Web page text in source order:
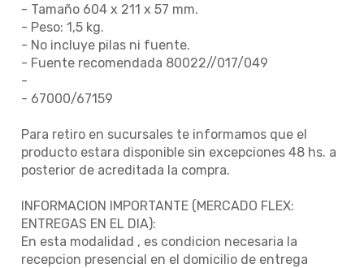
- Tamaño 604 x 211 x 57 mm.
- Peso: 1,5 kg.
- No incluye pilas ni fuente.
- Fuente recomendada 80022//017/049
-
- 67000/67159
Para retiro en sucursales te informamos que el
producto estara disponible sin excepciones 48 hs. a
posterior de acreditada la compra.
INFORMACION IMPORTANTE (MERCADO FLEX:
ENTREGAS EN EL DIA):
En esta modalidad , es condicion necesaria la
recepcion presencial en el domicilio de entrega